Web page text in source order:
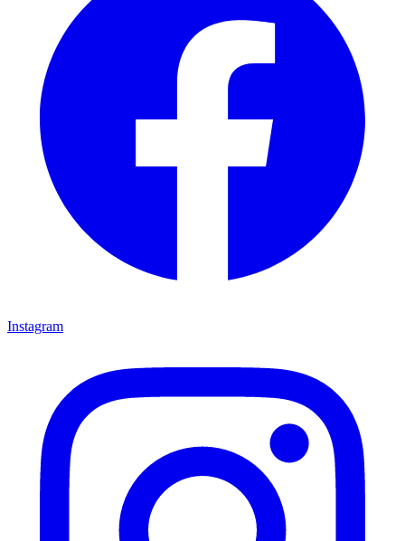
Instagram